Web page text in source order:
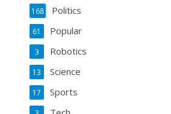
Politics
168
Popular
61
Robotics
3
Science
13
Sports
17